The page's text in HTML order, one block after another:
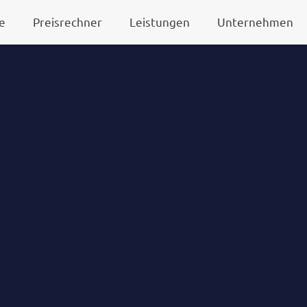
Preisrechner Leistungen Unternehmen